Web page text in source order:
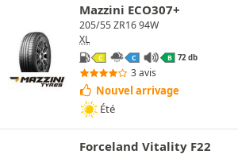
Mazzini ECO307+
205/55 ZR16 94W
XL
C C B 72 db
3 avis
Nouvel arrivage
Été
Forceland Vitality F22